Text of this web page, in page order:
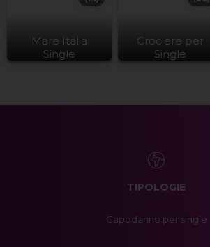
Mare Italia
Single
Crociere per
Single
TIPOLOGIE
Capodanno per single